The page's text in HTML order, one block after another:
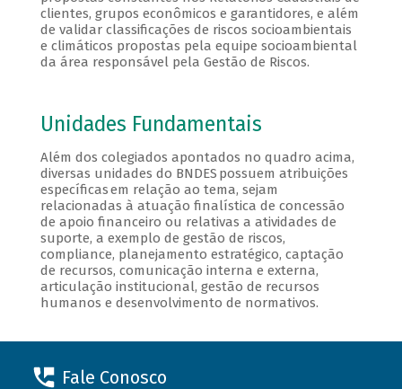
clientes, grupos econômicos e garantidores, e além
de validar classificações de riscos socioambientais
e climáticos propostas pela equipe socioambiental
da área responsável pela Gestão de Riscos.
Unidades Fundamentais
Além dos colegiados apontados no quadro acima,
diversas unidades do BNDES possuem atribuições
específicas em relação ao tema, sejam
relacionadas à atuação finalística de concessão
de apoio financeiro ou relativas a atividades de
suporte, a exemplo de gestão de riscos,
compliance, planejamento estratégico, captação
de recursos, comunicação interna e externa,
articulação institucional, gestão de recursos
humanos e desenvolvimento de normativos.
Fale Conosco